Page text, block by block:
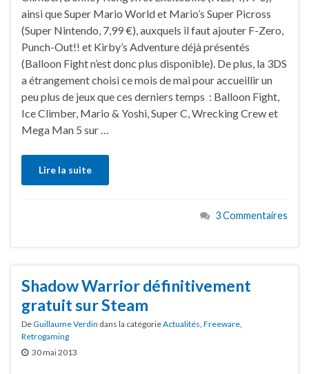
ainsi que Super Mario World et Mario’s Super Picross
(Super Nintendo, 7,99 €), auxquels il faut ajouter F-Zero,
Punch-Out!! et Kirby’s Adventure déjà présentés
(Balloon Fight n’est donc plus disponible). De plus, la 3DS
a étrangement choisi ce mois de mai pour accueillir un
peu plus de jeux que ces derniers temps : Balloon Fight,
Ice Climber, Mario & Yoshi, Super C, Wrecking Crew et
Mega Man 5 sur …
Lire la suite
3 Commentaires
Shadow Warrior définitivement
gratuit sur Steam
DeGuillaume Verdin dans la catégorieActualités Freeware
Retrogaming
30 mai 2013